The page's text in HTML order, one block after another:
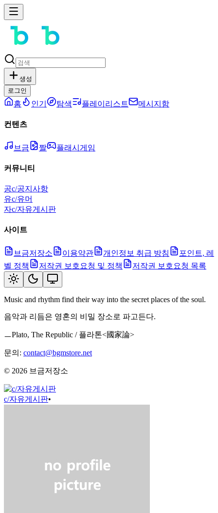
생성
로그인
홈 인기 탐색 플레이리스트 메시지함
컨텐츠
브금 짤 플래시게임
커뮤니티
공c/공지사항
유c/유머
자c/자유게시판
사이트
브금저장소 이용약관 개인정보 취급 방침
포인트, 레
벨 정책
저작권 보호요청 및 정책 저작권 보호요청 목록
Music and rhythm find their way into the secret places of the soul.
음악과 리듬은 영혼의 비밀 장소로 파고든다.
ㅡPlato, The Republic / 플라톤<國家論>
문의: contact@bgmstore.net
© 2026 브금저장소
c/자유게시판•